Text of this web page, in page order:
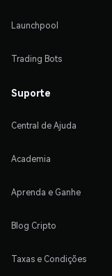
Launchpool
Trading Bots
Suporte
Central de Ajuda
Academia
Aprenda e Ganhe
Blog Cripto
Taxas e Condições